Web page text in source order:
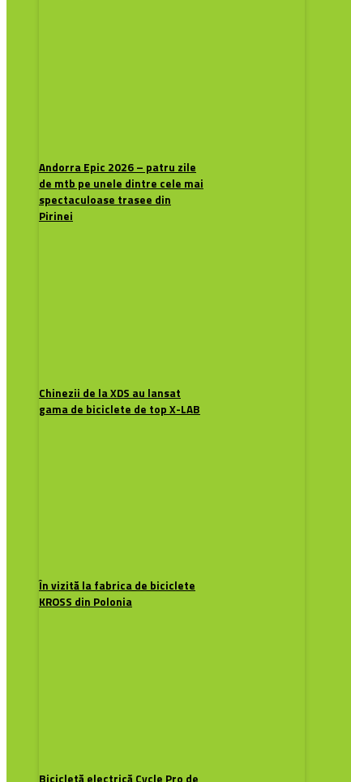
Andorra Epic 2026 – patru zile
de mtb pe unele dintre cele mai
spectaculoase trasee din
Pirinei
Chinezii de la XDS au lansat
gama de biciclete de top X-LAB
În vizită la fabrica de biciclete
KROSS din Polonia
Bicicletă electrică Cycle Pro de